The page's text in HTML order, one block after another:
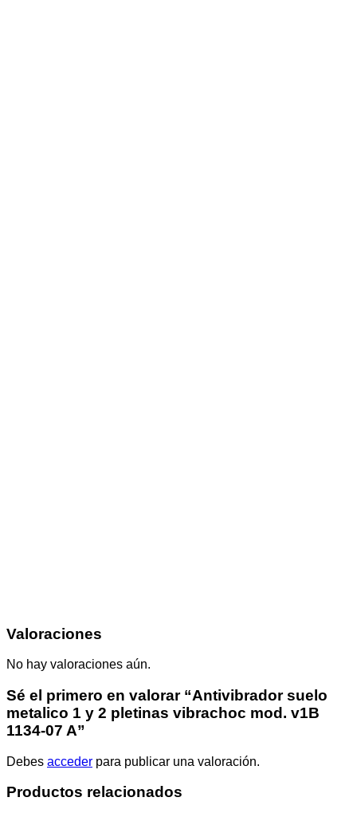
Valoraciones
No hay valoraciones aún.
Sé el primero en valorar “Antivibrador suelo
metalico 1 y 2 pletinas vibrachoc mod. v1B
1134-07 A”
Debes acceder para publicar una valoración.
Productos relacionados